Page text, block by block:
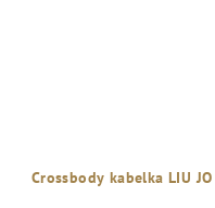
Crossbody kabelka LIU JO